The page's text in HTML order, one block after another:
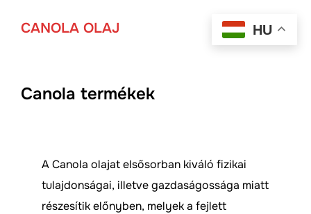
CANOLA OLAJ
Search
for:
Canola termékek
A Canola olajat elsősorban kiváló fizikai
tulajdonságai, illetve gazdaságossága miatt
részesítik előnyben, melyek a fejlett
HU